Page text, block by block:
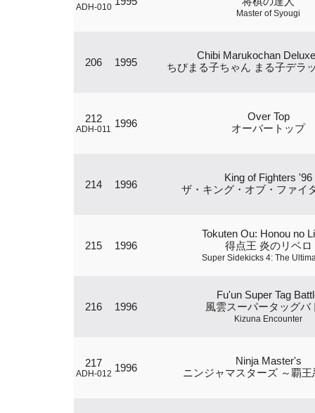
ADH-010
Master of Syougi
206 1995
Chibi Marukochan
ちびまる子ちゃん まる子デラ
212
ADH-011 1996
Over Top
オーバートップ
214 1996
King of Fighters '96
ザ・キング・オブ・ファイ
215 1996
Tokuten Ou: Honou no
得点王 炎のリベロ
Super Sidekicks 4: The
216 1996
Fu'un Super Tag
風雲スーパータッグバ
Kizuna Encounter
217
ADH-012 1996
Ninja Master's
ニンジャマスターズ ～覇王